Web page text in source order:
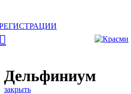
Дельфиниум
закрыть